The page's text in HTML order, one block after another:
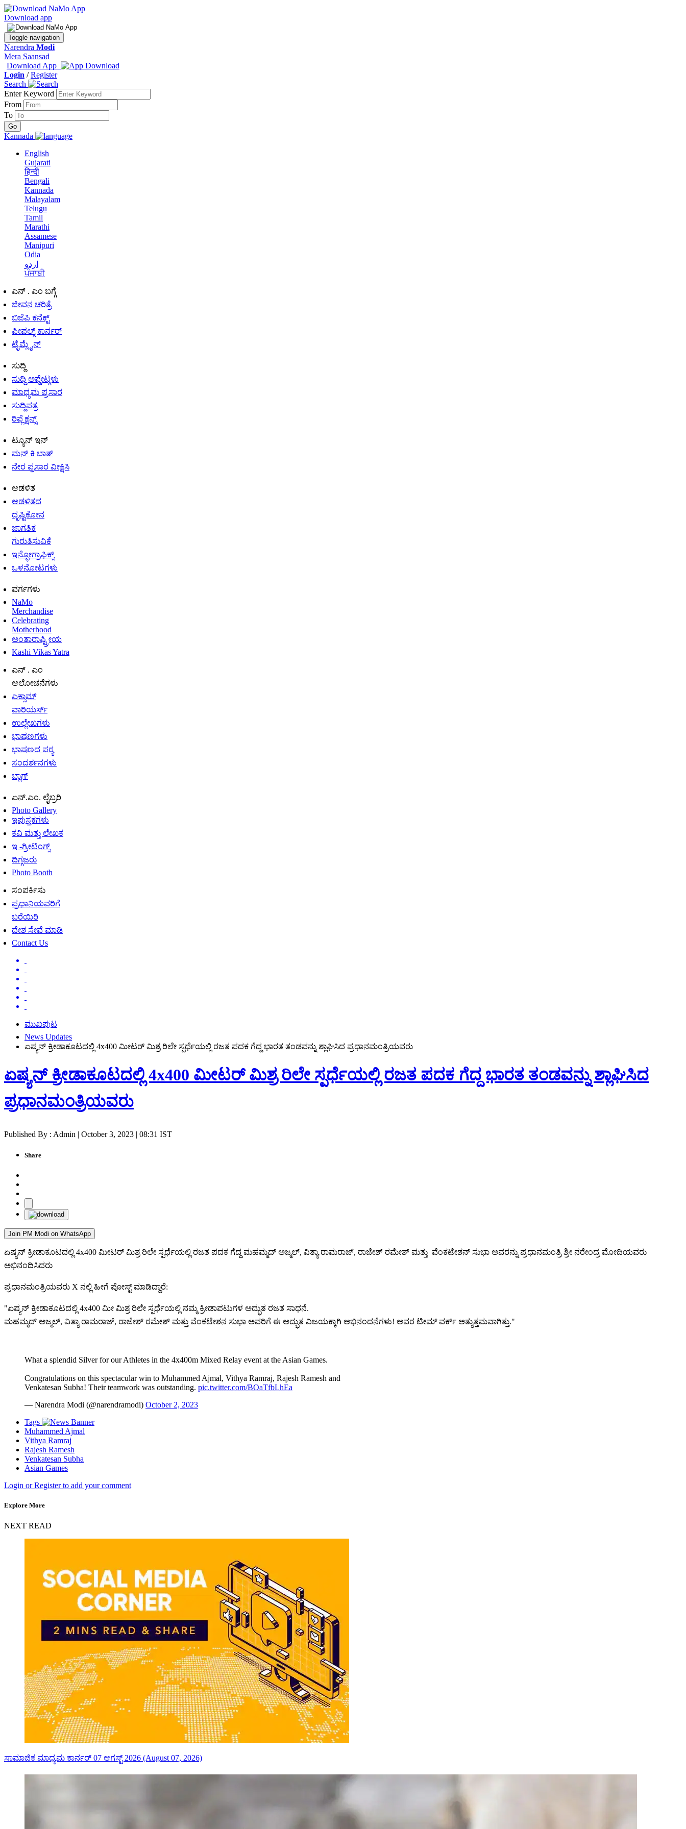
Download app
Toggle navigation
Narendra Modi
Mera Saansad
Download App
Login /Register
Search
Enter Keyword
From
To
Kannada
English
Gujarati
हिन्दी
Bengali
Kannada
Malayalam
Telugu
Tamil
Marathi
Assamese
Manipuri
Odia
اردو
ਪੰਜਾਬੀ
ಎನ್ . ಎಂ ಬಗ್ಗೆ
ಜೀವನ ಚರಿತ್ರೆ
ಬಿಜೆಪಿ ಕನೆಕ್ಟ್
ಪೀಪಲ್ಸ್ ಕಾರ್ನರ್
ಟೈಮ್ಲೈನ್
ಸುದ್ದಿ
ಸುದ್ದಿ ಅಪ್ಡೇಟ್ಗಳು
ಮಾಧ್ಯಮ ಪ್ರಸಾರ
ಸುದ್ದಿಪತ್ರ
ರಿಫ್ಲೆಕ್ಷನ್ಸ್
ಟ್ಯೂನ್ ಇನ್
ಮನ್ ಕಿ ಬಾತ್
ನೇರ ಪ್ರಸಾರ ವೀಕ್ಷಿಸಿ
ಆಡಳಿತ
ಆಡಳಿತದ
ದೃಷ್ಟಿಕೋನ
ಜಾಗತಿಕ
ಗುರುತಿಸುವಿಕೆ
ಇನ್ಫೋಗ್ರಾಫಿಕ್ಸ್
ಒಳನೋಟಗಳು
ವರ್ಗಗಳು
NaMo
Merchandise
Celebrating
Motherhood
ಅಂತಾರಾಷ್ಟ್ರೀಯ
Kashi Vikas Yatra
ಎನ್ . ಎಂ
ಆಲೋಚನೆಗಳು
ಎಕ್ಸಾಮ್
ವಾರಿಯರ್ಸ್
ಉಲ್ಲೇಖಗಳು
ಭಾಷಣಗಳು
ಭಾಷಣದ ಪಠ್ಯ
ಸಂದರ್ಶನಗಳು
ಬ್ಲಾಗ್
ಏನ್.ಎಂ. ಲೈಬ್ರರಿ
Photo Gallery
ಇಪುಸ್ತಕಗಳು
ಕವಿ ಮತ್ತು ಲೇಖಕ
ಇ -ಗ್ರೀಟಿಂಗ್ಸ್
ದಿಗ್ಗಜರು
Photo Booth
ಸಂಪರ್ಕಿಸು
ಪ್ರಧಾನಿಯವರಿಗೆ
ಬರೆಯಿರಿ
ದೇಶ ಸೇವೆ ಮಾಡಿ
Contact Us
ಮುಖಪುಟ
News Updates
​​​​​​​ಏಷ್ಯನ್ ಕ್ರೀಡಾಕೂಟದಲ್ಲಿ 4x400 ಮೀಟರ್ ಮಿಶ್ರ ರಿಲೇ ಸ್ಪರ್ಧೆಯಲ್ಲಿ ರಜತ ಪದಕ ಗೆದ್ದ ಭಾರತ ತಂಡವನ್ನು ಶ್ಲಾಘಿಸಿದ ಪ್ರಧಾನಮಂತ್ರಿಯವರು
​​​​​​​ಏಷ್ಯನ್ ಕ್ರೀಡಾಕೂಟದಲ್ಲಿ 4x400 ಮೀಟರ್ ಮಿಶ್ರ ರಿಲೇ ಸ್ಪರ್ಧೆಯಲ್ಲಿ ರಜತ ಪದಕ ಗೆದ್ದ ಭಾರತ ತಂಡವನ್ನು ಶ್ಲಾಘಿಸಿದ
ಪ್ರಧಾನಮಂತ್ರಿಯವರು
Published By : Admin | October 3, 2023 | 08:31 IST
Share
Join PM Modi on WhatsApp
ಏಷ್ಯನ್ ಕ್ರೀಡಾಕೂಟದಲ್ಲಿ 4x400 ಮೀಟರ್ ಮಿಶ್ರ ರಿಲೇ ಸ್ಪರ್ಧೆಯಲ್ಲಿ ರಜತ ಪದಕ ಗೆದ್ದ ಮಹಮ್ಮದ್ ಅಜ್ಮಲ್, ವಿತ್ಯಾ ರಾಮರಾಜ್, ರಾಜೇಶ್ ರಮೇಶ್ ಮತ್ತು ವೆಂಕಟೇಶನ್ ಸುಭಾ ಅವರನ್ನು ಪ್ರಧಾನಮಂತ್ರಿ ಶ್ರೀ ನರೇಂದ್ರ ಮೋದಿಯವರು
ಅಭಿನಂದಿಸಿದರು
ಪ್ರಧಾನಮಂತ್ರಿಯವರು X ನಲ್ಲಿ ಹೀಗೆ ಪೋಸ್ಟ್ ಮಾಡಿದ್ದಾರೆ:
"ಏಷ್ಯನ್ ಕ್ರೀಡಾಕೂಟದಲ್ಲಿ 4x400 ಮೀ ಮಿಶ್ರ ರಿಲೇ ಸ್ಪರ್ಧೆಯಲ್ಲಿ ನಮ್ಮ ಕ್ರೀಡಾಪಟುಗಳ ಅದ್ಭುತ ರಜತ ಸಾಧನೆ.
ಮಹಮ್ಮದ್ ಅಜ್ಮಲ್, ವಿತ್ಯಾ ರಾಮರಾಜ್, ರಾಜೇಶ್ ರಮೇಶ್ ಮತ್ತು ವೆಂಕಟೇಶನ ಸುಭಾ ಅವರಿಗೆ ಈ ಅದ್ಭುತ ವಿಜಯಕ್ಕಾಗಿ ಅಭಿನಂದನೆಗಳು! ಅವರ ಟೀಮ್ ವರ್ಕ್ ಅತ್ಯುತ್ತಮವಾಗಿತ್ತು."
What a splendid Silver for our Athletes in the 4x400m Mixed Relay event at the Asian Games.
Congratulations on this spectacular win to Muhammed Ajmal, Vithya Ramraj, Rajesh Ramesh and
Venkatesan Subha! Their teamwork was outstanding. pic.twitter.com/BOaTfbLhEa
— Narendra Modi (@narendramodi) October 2, 2023
Tags
Muhammed Ajmal
Vithya Ramraj
Rajesh Ramesh
Venkatesan Subha
Asian Games
Login or Register to add your comment
Explore More
NEXT READ
ಸಾಮಾಜಿಕ ಮಾಧ್ಯಮ ಕಾರ್ನರ್ 07 ಆಗಸ್ಟ್ 2026 (August 07, 2026)